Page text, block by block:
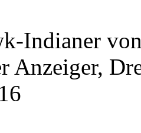
Indianer
Anzeiger,